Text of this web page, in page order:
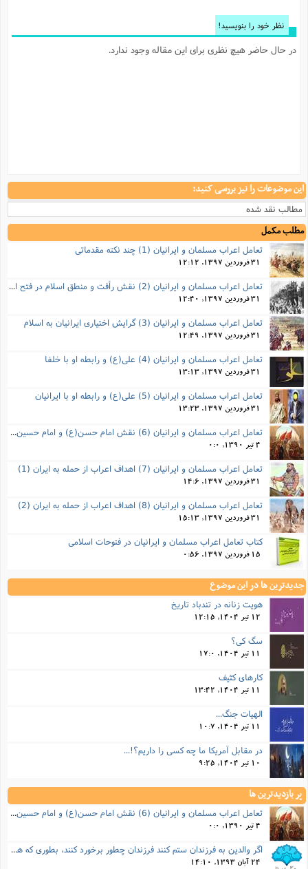
نظر خود را بنویسید!
در حال حاضر هیچ نظری برای این مقاله وجود ندارد.
این موضوعات را نیز بررسی کنید:
مطالب نقد شده
مطلب مکمل
تعامل اعراب مسلمان و ایرانیان (1) چند نکته مقدماتی
31 فروردین 1397, 12:12
تعامل اعراب مسلمان و ایرانیان (2) نقش رأفت و منطق اسلام در فتح ایران
31 فروردین 1397, 12:40
تعامل اعراب مسلمان و ایرانیان (3) گرایش اختیاری ایرانیان به اسلام
31 فروردین 1397, 12:49
تعامل اعراب مسلمان و ایرانیان (4) علی(ع) و رابطه او با خلفا
31 فروردین 1397, 13:13
تعامل اعراب مسلمان و ایرانیان (5) علی(ع) و رابطه‌ او با ایرانیان
31 فروردین 1397, 13:23
تعامل اعراب مسلمان و ایرانیان (6) نقش امام حسن(ع) و امام حسین(ع) در فتح ایران
4 تیر 1390, 0:0
تعامل اعراب مسلمان و ایرانیان (7) اهداف اعراب از حمله به ایران (1)
31 فروردین 1397, 14:6
تعامل اعراب مسلمان و ایرانیان (8) اهداف اعراب از حمله به ایران (2)
31 فروردین 1397, 15:13
کتاب تعامل اعراب مسلمان و ایرانیان در فتوحات اسلامی
15 فروردین 1397, 0:56
جدیدترین ها در این موضوع
هویت زنانه در تندباد تاریخ
12 تیر 1404, 12:15
سگ کی؟
11 تیر 1404, 17:0
کارهای کثیف
11 تیر 1404, 13:42
الهیات جنگ...
11 تیر 1404, 10:7
در مقابل آمریکا ما چه کسی را داریم؟!...
10 تیر 1404, 9:25
پر بازدیدترین ها
تعامل اعراب مسلمان و ایرانیان (6) نقش امام حسن(ع) و امام حسین(ع) در فتح ایران
4 تیر 1390, 0:0
اگر والدین به فرزندان ستم کنند فرزندان چطور برخورد کنند، بطوری که هم موجب ناراحتی آنها نشود و هم بتوانند آنها را امر به معروف و نهی از منکر کنند، و اگر نصیحت تأثیر نداشت چطور باید با آنها برخورد کرد؟
24 آبان 1393, 14:10